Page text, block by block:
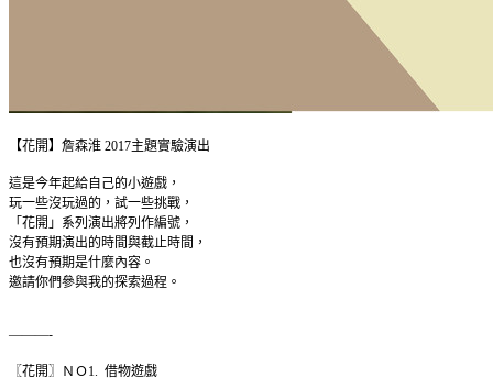
【花開】詹森淮 2017主題實驗演出
這是今年起給自己的小遊戲，
玩一些沒玩過的，試一些挑戰，
「花開」系列演出將列作編號，
沒有預期演出的時間與截止時間，
也沒有預期是什麼內容。
邀請你們參與我的探索過程。
———-
〖花開〗ＮＯ1. 借物遊戲